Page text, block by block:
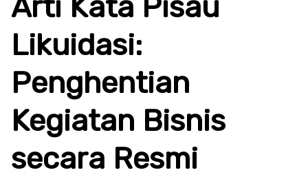
Likuidasi:
Penghentian
Kegiatan Bisnis
secara Resmi